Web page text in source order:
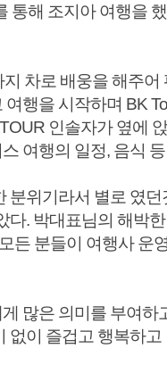
통해 조지아 여행을
차로 배웅을 해주어
행을 시작하며 BK
인솔자가 옆에
여행의 일정, 음식
분위기라서 별로 였
다. 박대표님의 해박
든 분들이 여행사 운
많은 의미를 부여
없이 즐겁고 행복하